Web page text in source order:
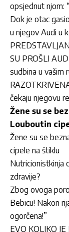
opsjednut njom:
Dok je otac
u njegov Audi u
SU PROŠLI
sudbina u vašim
čekaju njegovu
Žene su se
Louboutin
Žene su se
cipele na štiklu
Nutricionistkinja
zdravije?
Zbog ovoga
Bebicu! Nakon
ogorčena!”
EVO KOLIKO